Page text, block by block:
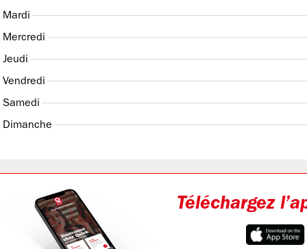
Mardi
Mercredi
Jeudi
Vendredi
Samedi
Dimanche
Téléchargez